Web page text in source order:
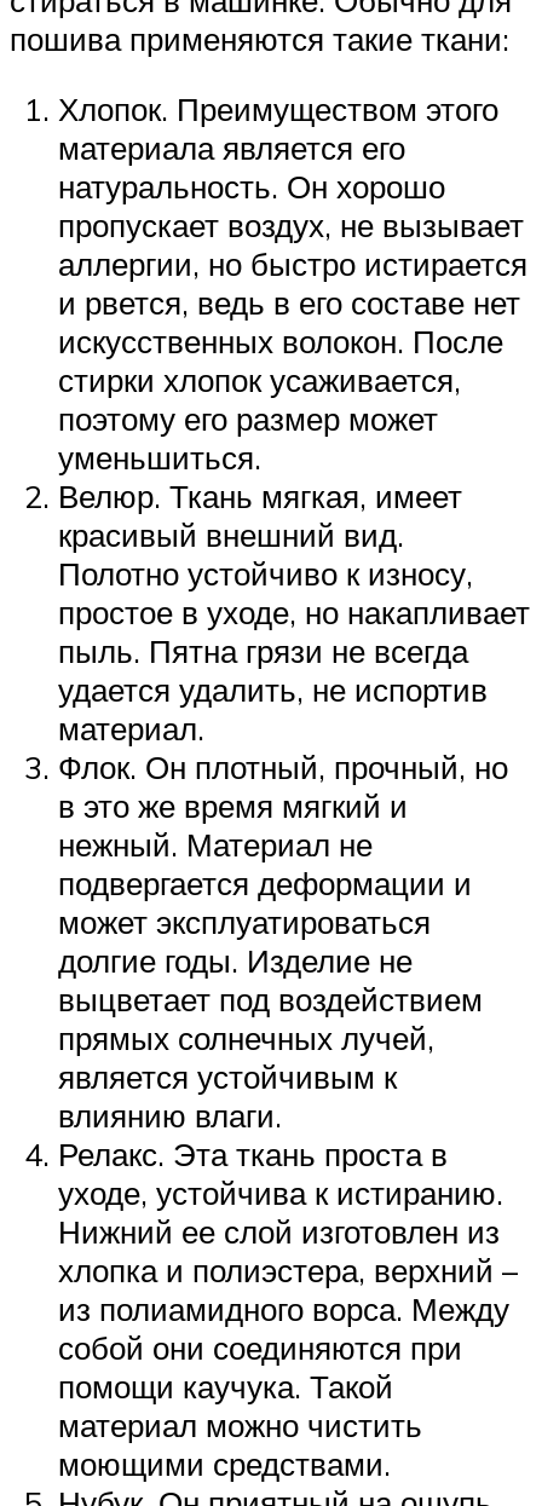
пошива применяются такие ткани:
Хлопок. Преимуществом этого
материала является его
натуральность. Он хорошо
пропускает воздух, не вызывает
аллергии, но быстро истирается
и рвется, ведь в его составе нет
искусственных волокон. После
стирки хлопок усаживается,
поэтому его размер может
уменьшиться.
Велюр. Ткань мягкая, имеет
красивый внешний вид.
Полотно устойчиво к износу,
простое в уходе, но накапливает
пыль. Пятна грязи не всегда
удается удалить, не испортив
материал.
Флок. Он плотный, прочный, но
в это же время мягкий и
нежный. Материал не
подвергается деформации и
может эксплуатироваться
долгие годы. Изделие не
выцветает под воздействием
прямых солнечных лучей,
является устойчивым к
влиянию влаги.
Релакс. Эта ткань проста в
уходе, устойчива к истиранию.
Нижний ее слой изготовлен из
хлопка и полиэстера, верхний –
из полиамидного ворса. Между
собой они соединяются при
помощи каучука. Такой
материал можно чистить
моющими средствами.